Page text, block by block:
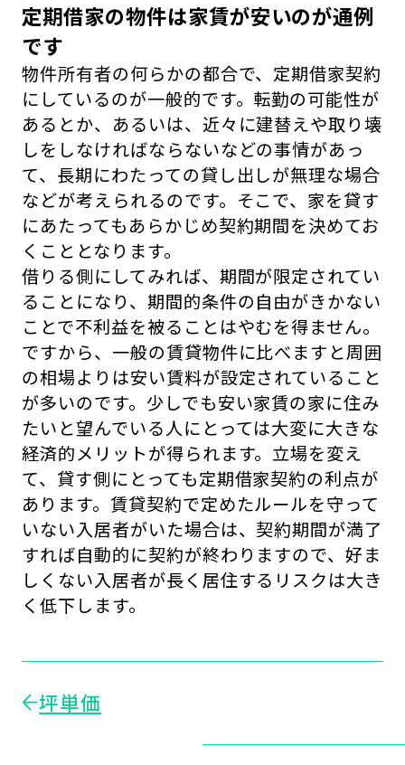
定期借家の物件は家賃が安いのが通例
です
物件所有者の何らかの都合で、定期借家契約
にしているのが一般的です。転勤の可能性が
あるとか、あるいは、近々に建替えや取り壊
しをしなければならないなどの事情があっ
て、長期にわたっての貸し出しが無理な場合
などが考えられるのです。そこで、家を貸す
にあたってもあらかじめ契約期間を決めてお
くこととなります。
借りる側にしてみれば、期間が限定されてい
ることになり、期間的条件の自由がきかない
ことで不利益を被ることはやむを得ません。
ですから、一般の賃貸物件に比べますと周囲
の相場よりは安い賃料が設定されていること
が多いのです。少しでも安い家賃の家に住み
たいと望んでいる人にとっては大変に大きな
経済的メリットが得られます。立場を変え
て、貸す側にとっても定期借家契約の利点が
あります。賃貸契約で定めたルールを守って
いない入居者がいた場合は、契約期間が満了
すれば自動的に契約が終わりますので、好ま
しくない入居者が長く居住するリスクは大き
く低下します。
坪単価